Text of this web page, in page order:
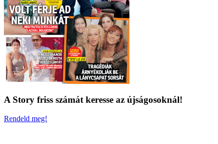
A Story friss számát keresse az újságosoknál!
Rendeld meg!